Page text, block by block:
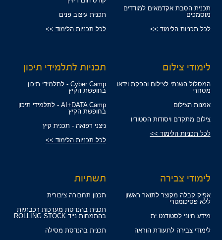
תכנית הסבת אקדמאים למודדים
מוסמכים
לכל תכניות הלימוד >>
תכנית עיצוב פנים
לכל תכניות הלימוד >>
לימודי צילום
המסלול השנתי לצילום והפקת וידאו
מסחרי
אמנות הצילום
צילום מתקדם ויסודות הסטודיו
לכל תכניות הלימוד >>
תכניות לתלמידי תיכון
Cyber Camp - לתלמידי תיכון
בחופשת הקיץ
AI+DATA Camp - לתלמידי תיכון
בחופשת הקיץ
ניצני רפואה - תכנית קיץ
לכל תכניות הלימוד >>
לימודי צבירה
אפיק קבלה מקוצר לתואר ראשון
ללא פסיכומטרי
מידע חיוני לסטודנט.ית
לימודי צבירה לתעודת הוראה
תשתיות
תכנון תחבורה ציבורית
תכנית בהנדסת מערכות רכבתיות
בהתמחות נייד ROLLING STOCK
תכנית בהנדסת מסילה